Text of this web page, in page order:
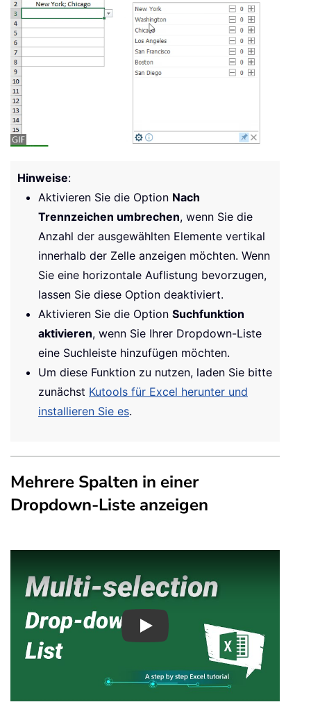
Hinweise:
Aktivieren Sie die Option Nach
Trennzeichen umbrechen, wenn Sie die
Anzahl der ausgewählten Elemente vertikal
innerhalb der Zelle anzeigen möchten. Wenn
Sie eine horizontale Auflistung bevorzugen,
lassen Sie diese Option deaktiviert.
Aktivieren Sie die Option Suchfunktion
aktivieren, wenn Sie Ihrer Dropdown-Liste
eine Suchleiste hinzufügen möchten.
Um diese Funktion zu nutzen, laden Sie bitte
zunächst Kutools für Excel herunter und
installieren Sie es.
Mehrere Spalten in einer
Dropdown-Liste anzeigen
Play